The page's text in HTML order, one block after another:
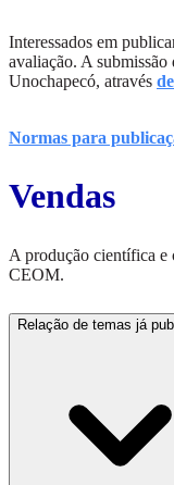
Interessados em
avaliação. A
Unochapecó, através
Normas para
Vendas
A produção científica e
CEOM.
Relação de temas já